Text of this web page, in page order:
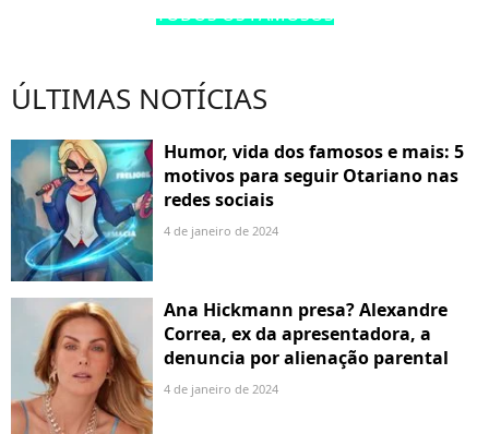
TODOS OS FAMOSOS
ÚLTIMAS NOTÍCIAS
Humor, vida dos famosos e mais: 5
motivos para seguir Otariano nas
redes sociais
4 de janeiro de 2024
Ana Hickmann presa? Alexandre
Correa, ex da apresentadora, a
denuncia por alienação parental
4 de janeiro de 2024